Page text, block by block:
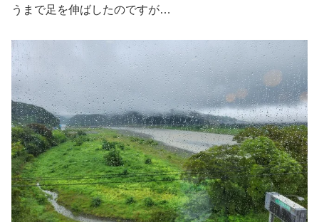
うまで足を伸ばしたのですが…